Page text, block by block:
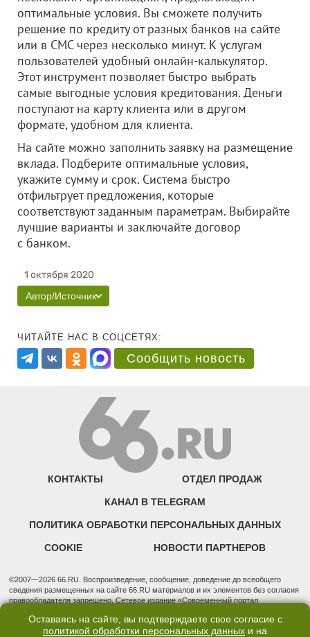
оптимальные условия. Вы сможете получить
решение по кредиту от разных банков на сайте
или в СМС через несколько минут. К услугам
пользователей удобный онлайн-калькулятор.
Этот инструмент позволяет быстро выбрать
самые выгодные условия кредитования. Деньги
поступают на карту клиента или в другом
формате, удобном для клиента.
На сайте можно заполнить заявку на размещение
вклада. Подберите оптимальные условия,
укажите сумму и срок. Система быстро
отфильтрует предложения, которые
соответствуют заданным параметрам. Выбирайте
лучшие варианты и заключайте договор
с банком.
1 октября 2020
Автор/Источник
ЧИТАЙТЕ НАС В СОЦСЕТЯХ:
Сообщить новость
КОНТАКТЫ ОТДЕЛ ПРОДАЖ
КАНАЛ В TELEGRAM
ПОЛИТИКА ОБРАБОТКИ ПЕРСОНАЛЬНЫХ ДАННЫХ
COOKIE НОВОСТИ ПАРТНЕРОВ
©2007—2026 66.RU. Воспроизведение, сообщение, доведение до всеобщего
сведения размещенных на сайте 66.RU материалов и их элементов без согласия
правообладателя запрещено. Сетевое издание «Современный портал
надзору в сфере связи, информационных технологий и массовых коммуникаций
(Роскомнадзор). Регистрационный номер ЭЛ № ФС 77 - 76634 от 02.09.2019
Оставаясь на сайте, вы подтверждаете свое согласие с
политикой обработки персональных данных и на